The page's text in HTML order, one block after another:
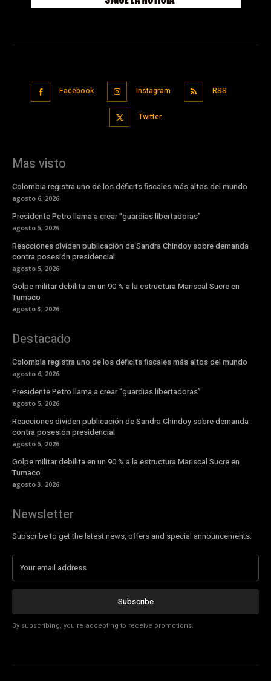
Facebook Instagram RSS
Twitter
Mas visto
Colombia registra uno de los déficits fiscales más altos del mundo
agosto 6, 2026
Presidente Petro llama a crear “guardias libertadoras”
agosto 5, 2026
Reacciones dividen publicación de Sandra Chindoy sobre demanda
contra posesión presidencial
agosto 5, 2026
Golpe militar debilita en un 90 % a la estructura Mariscal Sucre en
Tumaco
agosto 3, 2026
Destacado
Colombia registra uno de los déficits fiscales más altos del mundo
agosto 6, 2026
Presidente Petro llama a crear “guardias libertadoras”
agosto 5, 2026
Reacciones dividen publicación de Sandra Chindoy sobre demanda
contra posesión presidencial
agosto 5, 2026
Golpe militar debilita en un 90 % a la estructura Mariscal Sucre en
Tumaco
agosto 3, 2026
Newsletter
Subscribe to get the latest news, offers and special announcements.
Subscribe
By subscribing, you're accepting to receive promotions.